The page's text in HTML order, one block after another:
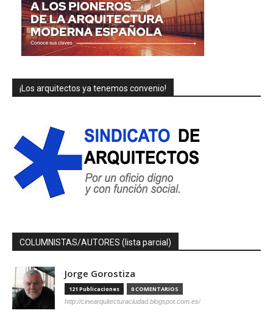
¡Los arquitectos ya tenemos convenio!
COLUMNISTAS/AUTORES (lista parcial)
Jorge Gorostiza
121 Publicaciones 0 COMENTARIOS
http://cinearquitecturaciudad.blogspot.com.es/